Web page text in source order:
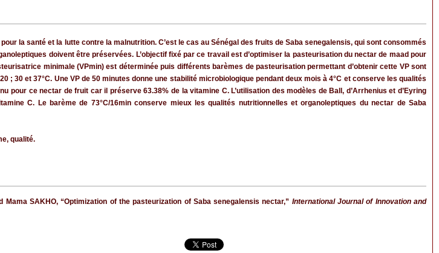
la santé et la lutte contre la malnutrition. C’est le cas au Sénégal des fruits de Saba senegalensis, qui sont consommés
doivent être préservées. L’objectif fixé par ce travail est d’optimiser la pasteurisation du nectar de maad pour
minimale (VPmin) est déterminée puis différents barèmes de pasteurisation permettant d’obtenir cette VP sont
30 et 37°C. Une VP de 50 minutes donne une stabilité microbiologique pendant deux mois à 4°C et conserve les qualités
pour ce nectar de fruit car il préserve 63.38% de la vitamine C. L’utilisation des modèles de Ball, d’Arrhenius et d’Eyring
C. Le barème de 73°C/16min conserve mieux les qualités nutritionnelles et organoleptiques du nectar de Saba
qualité.
SAKHO, “Optimization of the pasteurization of Saba senegalensis nectar,” International Journal of Innovation and